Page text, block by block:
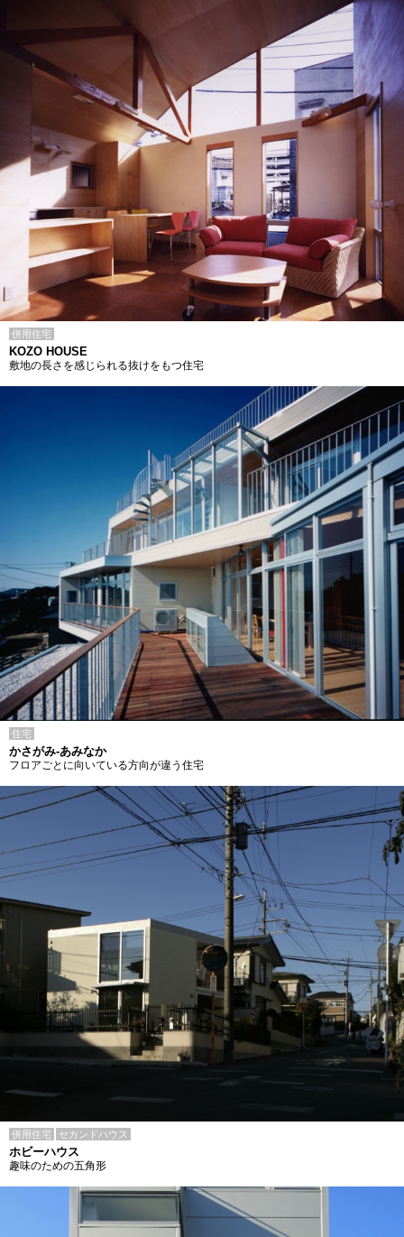
併用住宅
KOZO HOUSE
敷地の長さを感じられる抜けをもつ住宅
住宅
かさがみ-あみなか
フロアごとに向いている方向が違う住宅
併用住宅 セカンドハウス
ホビーハウス
趣味のための五角形